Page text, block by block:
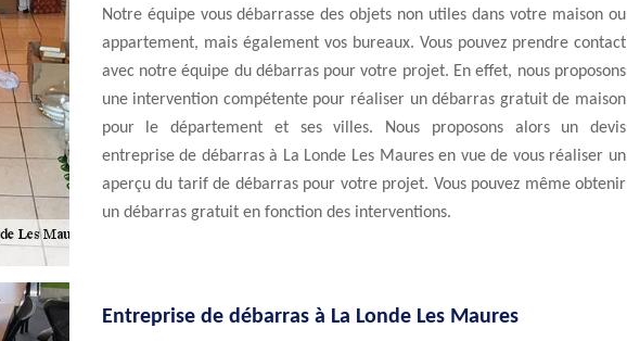
Notre équipe vous débarrasse des objets non utiles dans votre maison ou
appartement, mais également vos bureaux. Vous pouvez prendre contact
avec notre équipe du débarras pour votre projet. En effet, nous proposons
une intervention compétente pour réaliser un débarras gratuit de maison
pour le département et ses villes. Nous proposons alors un devis
entreprise de débarras à La Londe Les Maures en vue de vous réaliser un
aperçu du tarif de débarras pour votre projet. Vous pouvez même obtenir
un débarras gratuit en fonction des interventions.
Entreprise de débarras à La Londe Les Maures